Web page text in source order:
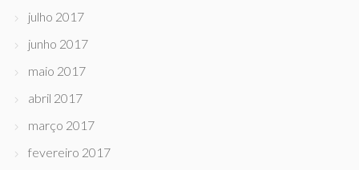
julho 2017
junho 2017
maio 2017
abril 2017
março 2017
fevereiro 2017